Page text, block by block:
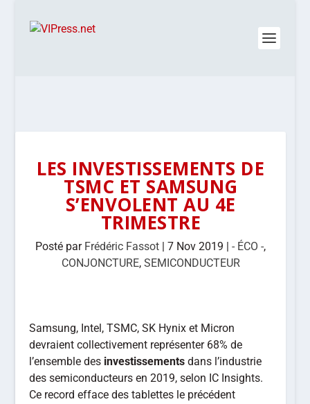
LES INVESTISSEMENTS DE
TSMC ET SAMSUNG
S’ENVOLENT AU 4E
TRIMESTRE
Posté par Frédéric Fassot |7 Nov 2019 |- ÉCO -,
CONJONCTURE, SEMICONDUCTEUR
Samsung, Intel, TSMC, SK Hynix et Micron
devraient collectivement représenter 68% de
l’ensemble des investissements dans l’industrie
des semiconducteurs en 2019, selon IC Insights.
Ce record efface des tablettes le précédent